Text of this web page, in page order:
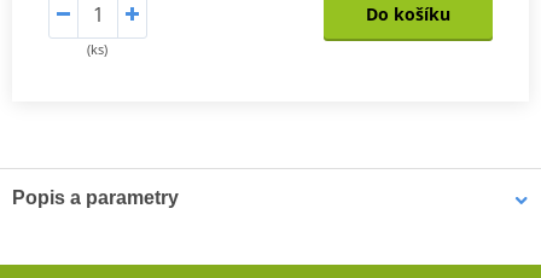
(ks)
Do košíku
Popis a parametry